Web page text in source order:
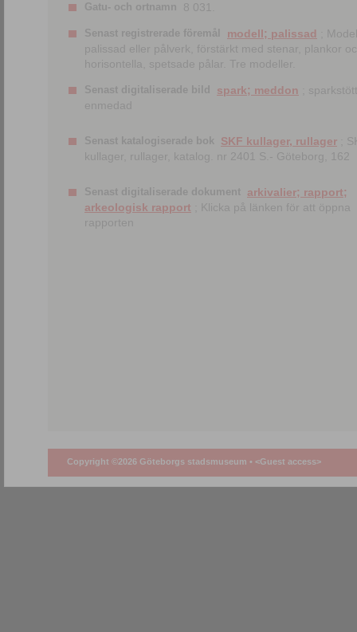
Gatu- och ortnamn 8 031.
Senast registrerade föremål modell; palissad
;
palissad eller pålverk, förstärkt med stenar, plankor
horisontella, spetsade pålar. Tre modeller.
Senast digitaliserade bild spark; meddon ;
enmedad
Senast katalogiserade bok SKF kullager, rullager ;
kullager, rullager, katalog. nr 2401 S.- Göteborg, 162
Senast digitaliserade dokument arkivalier; rapport;
arkeologisk rapport ; Klicka på länken för att öppna
rapporten
Copyright ©2026 Göteborgs stadsmuseum • <Guest access>